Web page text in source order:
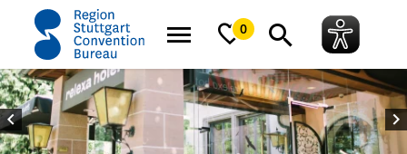
0
Startseite relexa Waldhotel Schatten